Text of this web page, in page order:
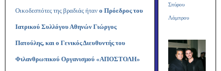
Οικοδεσπότες της βραδιάς ήταν ο Πρόεδρος του
Ιατρικού Συλλόγου Αθηνών Γιώργος
Πατούλης, και ο Γενικός Διευθυντής του
Φιλανθρωπικού Οργανισμού «ΑΠΟΣΤΟΛΗ»
Σπύρου
Λάμπρου